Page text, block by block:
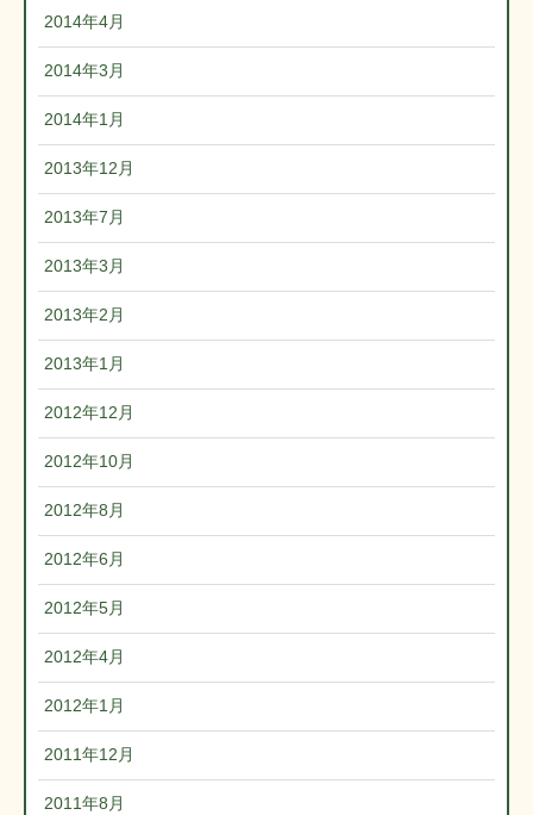
2014年4月
2014年3月
2014年1月
2013年12月
2013年7月
2013年3月
2013年2月
2013年1月
2012年12月
2012年10月
2012年8月
2012年6月
2012年5月
2012年4月
2012年1月
2011年12月
2011年8月